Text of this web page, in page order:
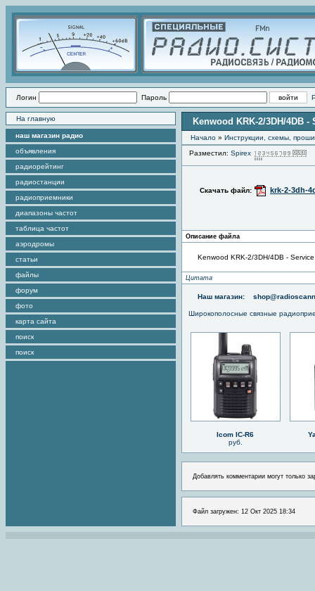
Логин Пароль
На главную
наш магазин радио
объявления
радиорейтинг
радиостанции
радиоприемники
диапазоны частот
таблица частот
аэродромы
статьи
файлы
форум
фото
карта сайта
поиск
поиск
Kenwood KRK-2/3DH/4DB
Начало » Инструкции, схемы,
Разместил: Spirex
Скачать файл: krk-2-3dh-
Описание файла
Kenwood KRK-2/3DH/4DB -
Цитата
Наш магазин:
Широкополосные связные
Icom IC-R6
руб.
Добавлять комментарии могут только
Файл загружен: 12 Окт 2025 18:34